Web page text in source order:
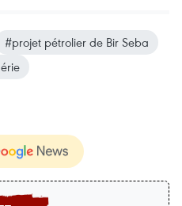
#projet pétrolier de Bir Seba